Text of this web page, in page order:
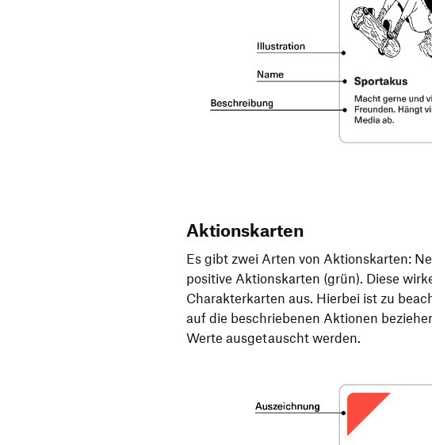
Aktionskarten
Es gibt zwei Arten von Aktionskarten:
positive Aktionskarten (grün). Diese
Charakterkarten aus. Hierbei ist zu
auf die beschriebenen Aktionen
Werte ausgetauscht werden.